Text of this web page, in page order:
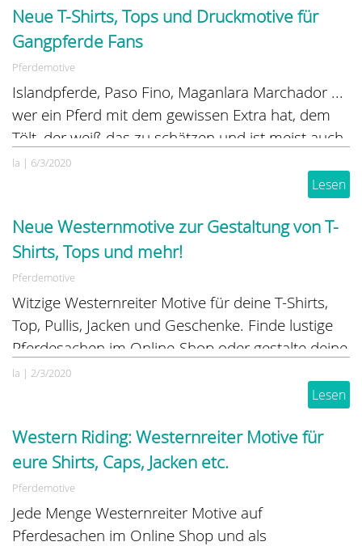
Neue T-Shirts, Tops und Druckmotive für
Gangpferde Fans
Pferdemotive
Islandpferde, Paso Fino, Maganlara Marchador ...
wer ein Pferd mit dem gewissen Extra hat, dem
Tölt, der weiß das zu schätzen und ist meist auch
stolz darauf. Wir haben die passenenden T-Shirts,
Pullis, Jacken, Westen, Tops und Geschenkideen
la | 6/3/2020
Lesen
Neue Westernmotive zur Gestaltung von T-
Shirts, Tops und mehr!
Pferdemotive
Witzige Westernreiter Motive für deine T-Shirts,
Top, Pullis, Jacken und Geschenke. Finde lustige
Pferdesachen im Online-Shop oder gestalte deine
eigenen Pferdesachen und lasse sie nach deinen
la | 2/3/2020
Lesen
Western Riding: Westernreiter Motive für
eure Shirts, Caps, Jacken etc.
Pferdemotive
Jede Menge Westernreiter Motive auf
Pferdesachen im Online Shop und als